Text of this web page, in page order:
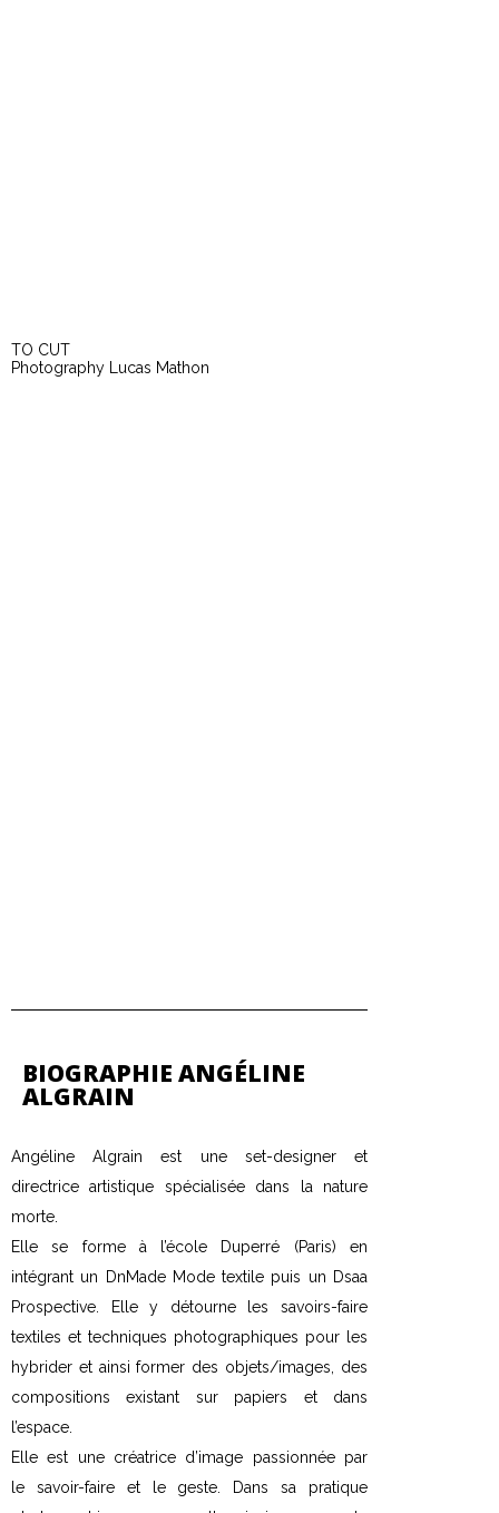
TO CUT
Photography Lucas Mathon
BIOGRAPHIE ANGÉLINE
ALGRAIN
Angéline Algrain est une set-designer et
directrice artistique spécialisée dans la nature
morte.
Elle se forme à l’école Duperré (Paris) en
intégrant un DnMade Mode textile puis un Dsaa
Prospective. Elle y détourne les savoirs-faire
textiles et techniques photographiques pour les
hybrider et ainsi former des objets/images, des
compositions existant sur papiers et dans
l’espace.
Elle est une créatrice d’image passionnée par
le savoir-faire et le geste. Dans sa pratique